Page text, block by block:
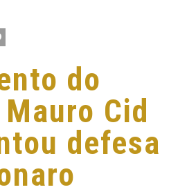
do
Cid
defesa